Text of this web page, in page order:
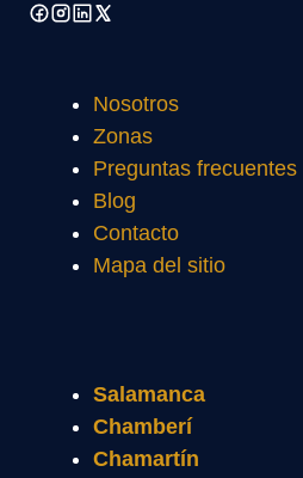
Nosotros
Zonas
Preguntas frecuentes
Blog
Contacto
Mapa del sitio
Salamanca
Chamberí
Chamartín